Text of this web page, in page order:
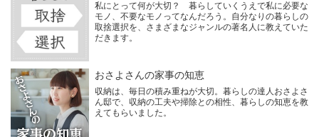
私にとって何が大切？ 暮らしていくうえで私に必要な
モノ、不要なモノってなんだろう。自分なりの暮らしの
取捨選択を、さまざまなジャンルの著名人に教えていた
だきます。
おさよさんの家事の知恵
収納は、毎日の積み重ねが大切。暮らしの達人おさよさ
ん邸で、収納の工夫や掃除との相性、暮らしの知恵を教
えてもらいました。